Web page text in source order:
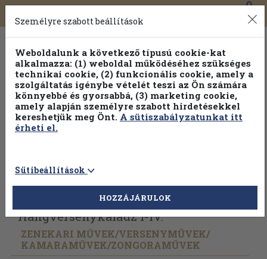
Toggle
navigation
0
Vissza az előző oldalra Válasszon példányt
Hangversenykalauz I-IV.
ZENEKARI MŰVEK/VERSENYMŰVEK/
KAMARAMŰVEK/ZONGORAMŰVEK
Személyre szabott beállítások
Weboldalunk a következő típusú cookie-kat
alkalmazza: (1) weboldal működéséhez szükséges
technikai cookie, (2) funkcionális cookie, amely a
szolgáltatás igénybe vételét teszi az Ön számára
könnyebbé és gyorsabbá, (3) marketing cookie,
amely alapján személyre szabott hirdetésekkel
kereshetjük meg Önt. A sütiszabályzatunkat itt
érheti el.
Sütibeállítások
HOZZÁJÁRULOK